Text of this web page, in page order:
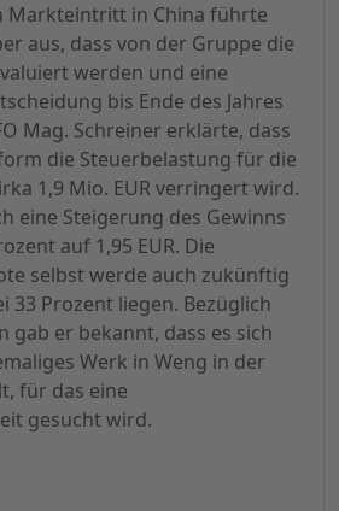
Markteintritt in China führte
aus, dass von der Gruppe die
werden und eine
bis Ende des Jahres
Mag. Schreiner erklärte, dass
die Steuerbelastung für die
1,9 Mio. EUR verringert wird.
eine Steigerung des Gewinns
auf 1,95 EUR. Die
selbst werde auch zukünftig
33 Prozent liegen. Bezüglich
gab er bekannt, dass es sich
Werk in Weng in der
für das eine
gesucht wird.